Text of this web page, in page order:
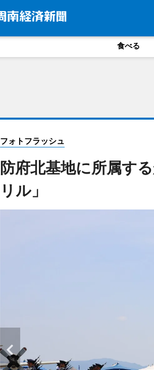
食べる
フォトフラッシュ
防府北基地に所属す
リル」